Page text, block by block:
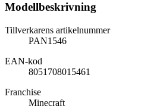
Modellbeskrivning
Tillverkarens artikelnummer
PAN1546
EAN-kod
8051708015461
Franchise
Minecraft